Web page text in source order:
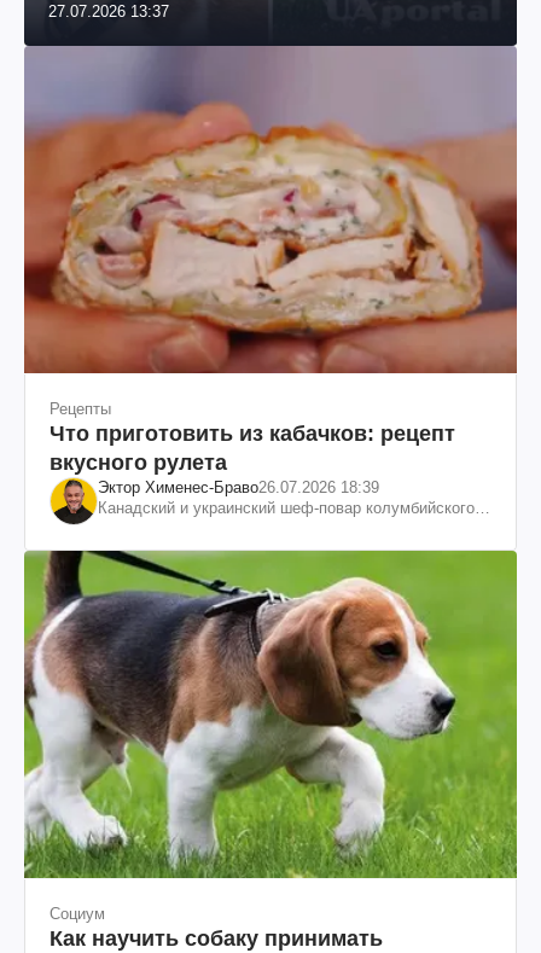
27.07.2026 13:37
Рецепты
Что приготовить из кабачков: рецепт
вкусного рулета
Эктор Хименес-Браво26.07.2026 18:39
Канадский и украинский шеф-повар колумбийского
Социум
Как научить собаку принимать